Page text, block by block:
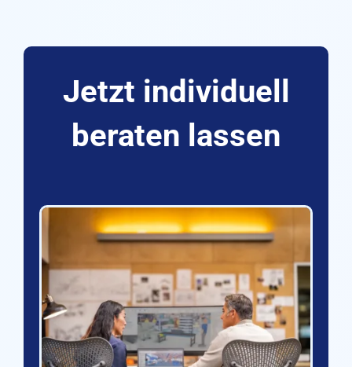
Jetzt individuell
beraten lassen